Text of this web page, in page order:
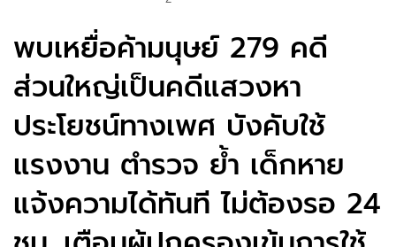
พบเหยื่อค้ามนุษย์ 279 คดี
ส่วนใหญ่เป็นคดีแสวงหา
ประโยชน์ทางเพศ บังคับใช้
แรงงาน ตำรวจ ย้ำ เด็กหาย
แจ้งความได้ทันที ไม่ต้องรอ 24